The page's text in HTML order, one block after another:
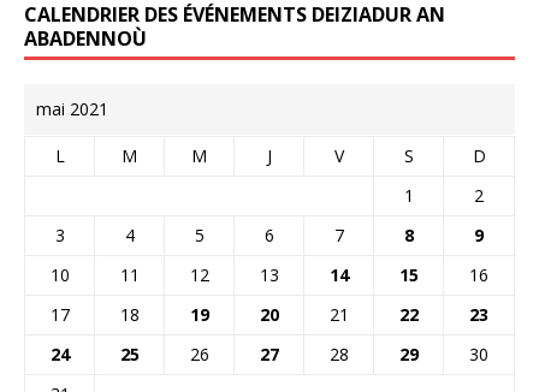
CALENDRIER DES ÉVÉNEMENTS DEIZIADUR AN
ABADENNOÙ
mai 2021
L M M J V S
D
1
2
3
4 5 6 7 8
9
10
11 12 13 14 15
16
17
18 19 20 21 22
23
24
25 26 27 28 29
30